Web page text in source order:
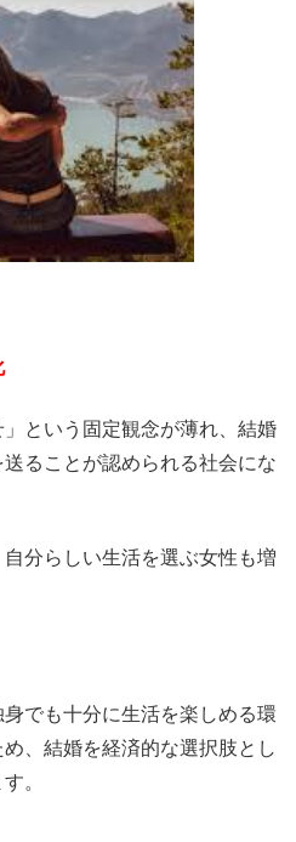
という固定観念が薄れ、結婚
ることが認められる社会にな
分らしい生活を選ぶ女性も増
でも十分に生活を楽しめる環
、結婚を経済的な選択肢とし
。